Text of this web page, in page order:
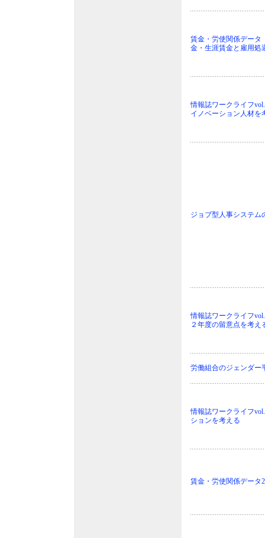
賃金・労使関係デー
金・生涯賃金と雇用処
情報誌ワークライフ
イノベーション人材を
ジョブ型人事システム
情報誌ワークライフ
２年度の留意点を考え
労働組合のジェンダー
情報誌ワークライフ
ションを考える
賃金・労使関係データ